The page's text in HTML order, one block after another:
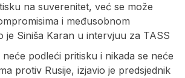
na suverenitet, već se može
i međusobnom
je Siniša Karan u intervjuu za TASS
podleći pritisku i nikada se neće
protiv Rusije, izjavio je predsjednik